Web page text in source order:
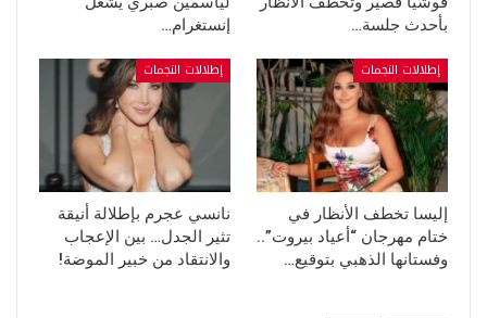
بأحدث جلسة…
إنستغرام…
إطلالات النجمات
إليسا تخطف الأنظار في
ختام مهرجان “أعياد بيروت”..
وفستانها الذهبي بتوقيع…
إطلالات النجمات
نانسي عجرم بإطلالة أنيقة
تثير الجدل… بين الإعجاب
والانتقاد من خبير الموضة!